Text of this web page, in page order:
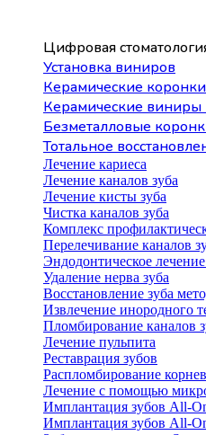
Цифровая
Установка виниров
Керамические
Керамические виниры
Безметалловые
Тотальное
Лечение кариеса
Лечение каналов зуба
Лечение кисты зуба
Чистка каналов зуба
Комплекс
Перелечивание каналов
Эндодонтическое
Удаление нерва зуба
Восстановление зуба
Извлечение инородного
Пломбирование каналов
Лечение пульпита
Реставрация зубов
Распломбирование
Лечение с помощью
Имплантация зубов All-
Имплантация зубов All-